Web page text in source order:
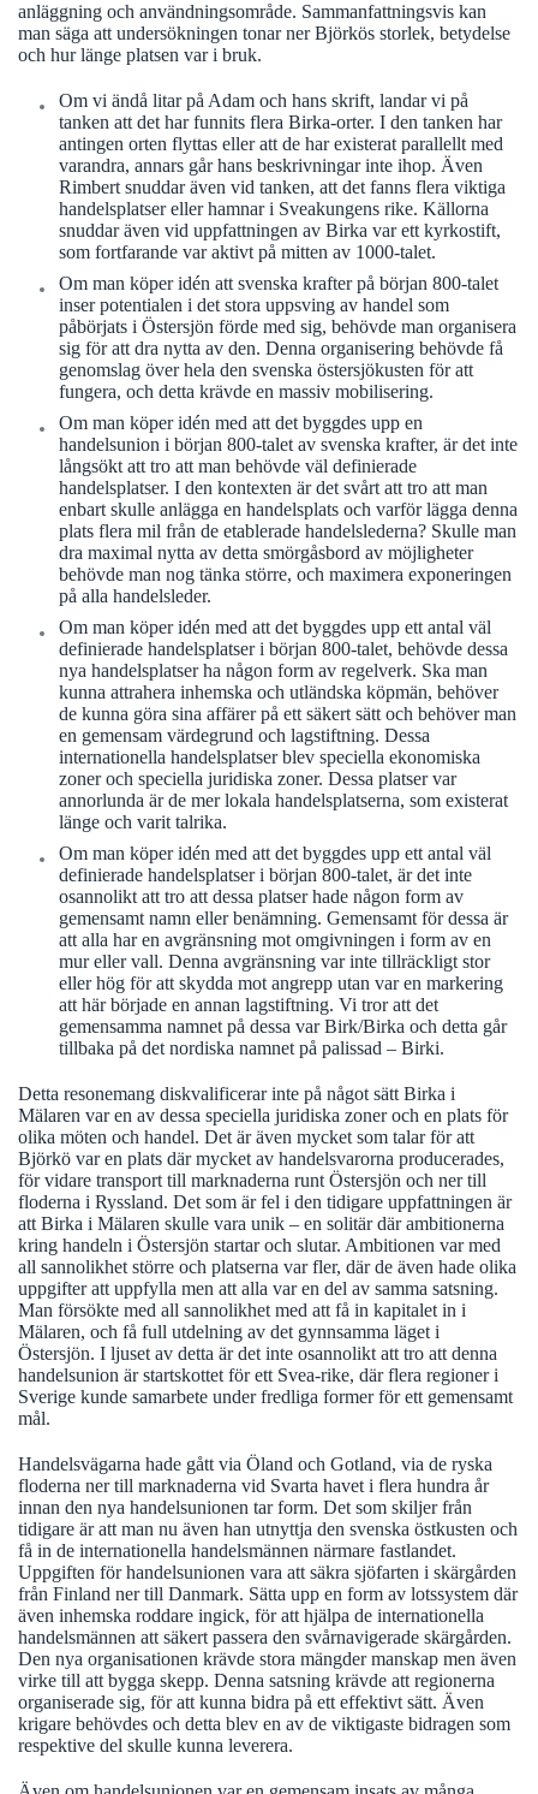
anläggning och användningsområde. Sammanfattningsvis kan
man säga att undersökningen tonar ner Björkös storlek, betydelse
och hur länge platsen var i bruk.
Om vi ändå litar på Adam och hans skrift, landar vi på
tanken att det har funnits flera Birka-orter. I den tanken har
antingen orten flyttas eller att de har existerat parallellt med
varandra, annars går hans beskrivningar inte ihop. Även
Rimbert snuddar även vid tanken, att det fanns flera viktiga
handelsplatser eller hamnar i Sveakungens rike. Källorna
snuddar även vid uppfattningen av Birka var ett kyrkostift,
som fortfarande var aktivt på mitten av 1000-talet.
Om man köper idén att svenska krafter på början 800-talet
inser potentialen i det stora uppsving av handel som
påbörjats i Östersjön förde med sig, behövde man organisera
sig för att dra nytta av den. Denna organisering behövde få
genomslag över hela den svenska östersjökusten för att
fungera, och detta krävde en massiv mobilisering.
Om man köper idén med att det byggdes upp en
handelsunion i början 800-talet av svenska krafter, är det inte
långsökt att tro att man behövde väl definierade
handelsplatser. I den kontexten är det svårt att tro att man
enbart skulle anlägga en handelsplats och varför lägga denna
plats flera mil från de etablerade handelslederna? Skulle man
dra maximal nytta av detta smörgåsbord av möjligheter
behövde man nog tänka större, och maximera exponeringen
på alla handelsleder.
Om man köper idén med att det byggdes upp ett antal väl
definierade handelsplatser i början 800-talet, behövde dessa
nya handelsplatser ha någon form av regelverk. Ska man
kunna attrahera inhemska och utländska köpmän, behöver
de kunna göra sina affärer på ett säkert sätt och behöver man
en gemensam värdegrund och lagstiftning. Dessa
internationella handelsplatser blev speciella ekonomiska
zoner och speciella juridiska zoner. Dessa platser var
annorlunda är de mer lokala handelsplatserna, som existerat
länge och varit talrika.
Om man köper idén med att det byggdes upp ett antal väl
definierade handelsplatser i början 800-talet, är det inte
osannolikt att tro att dessa platser hade någon form av
gemensamt namn eller benämning. Gemensamt för dessa är
att alla har en avgränsning mot omgivningen i form av en
mur eller vall. Denna avgränsning var inte tillräckligt stor
eller hög för att skydda mot angrepp utan var en markering
att här började en annan lagstiftning. Vi tror att det
gemensamma namnet på dessa var Birk/Birka och detta går
tillbaka på det nordiska namnet på palissad – Birki.
Detta resonemang diskvalificerar inte på något sätt Birka i
Mälaren var en av dessa speciella juridiska zoner och en plats för
olika möten och handel. Det är även mycket som talar för att
Björkö var en plats där mycket av handelsvarorna producerades,
för vidare transport till marknaderna runt Östersjön och ner till
floderna i Ryssland. Det som är fel i den tidigare uppfattningen är
att Birka i Mälaren skulle vara unik – en solitär där ambitionerna
kring handeln i Östersjön startar och slutar. Ambitionen var med
all sannolikhet större och platserna var fler, där de även hade olika
uppgifter att uppfylla men att alla var en del av samma satsning.
Man försökte med all sannolikhet med att få in kapitalet in i
Mälaren, och få full utdelning av det gynnsamma läget i
Östersjön. I ljuset av detta är det inte osannolikt att tro att denna
handelsunion är startskottet för ett Svea-rike, där flera regioner i
Sverige kunde samarbete under fredliga former för ett gemensamt
mål.
Handelsvägarna hade gått via Öland och Gotland, via de ryska
floderna ner till marknaderna vid Svarta havet i flera hundra år
innan den nya handelsunionen tar form. Det som skiljer från
tidigare är att man nu även han utnyttja den svenska östkusten och
få in de internationella handelsmännen närmare fastlandet.
Uppgiften för handelsunionen vara att säkra sjöfarten i skärgården
från Finland ner till Danmark. Sätta upp en form av lotssystem där
även inhemska roddare ingick, för att hjälpa de internationella
handelsmännen att säkert passera den svårnavigerade skärgården.
Den nya organisationen krävde stora mängder manskap men även
virke till att bygga skepp. Denna satsning krävde att regionerna
organiserade sig, för att kunna bidra på ett effektivt sätt. Även
krigare behövdes och detta blev en av de viktigaste bidragen som
respektive del skulle kunna leverera.